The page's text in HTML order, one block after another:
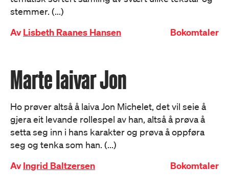
stemmer. (...)
AvLisbeth Raanes Hansen Bokomtaler
Marte laivar Jon
Ho prøver altså å laiva Jon Michelet, det vil seie å
gjera eit levande rollespel av han, altså å prøva å
setta seg inn i hans karakter og prøva å oppføra
seg og tenka som han. (...)
AvIngrid Baltzersen Bokomtaler